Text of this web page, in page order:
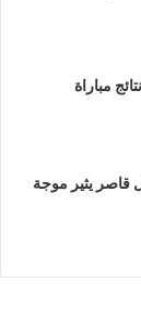
مباراة
قاصر يثير موجة